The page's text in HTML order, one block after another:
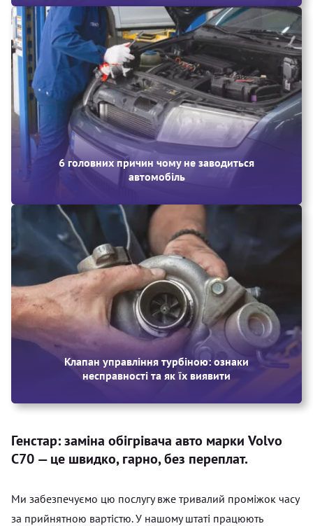
6 головних причин чому не заводиться
автомобіль
Клапан управління турбіною: ознаки
несправності та як їх виявити
Генстар: заміна обігрівача авто марки Volvo
C70 — це швидко, гарно, без переплат.
Ми забезпечуємо цю послугу вже тривалий проміжок часу
за прийнятною вартістю. У нашому штаті працюють